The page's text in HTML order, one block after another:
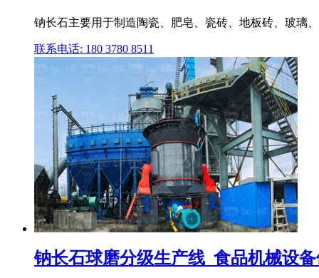
钠长石主要用于制造陶瓷、肥皂、瓷砖、地板砖、玻璃
联系电话: 180 3780 8511
钠长石球磨分级生产线_食品机械设